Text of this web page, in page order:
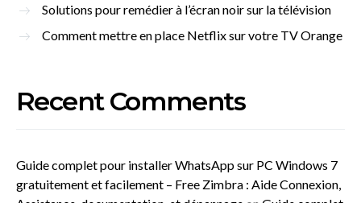
Solutions pour remédier à l’écran noir sur la télévision
Comment mettre en place Netflix sur votre TV Orange
Recent Comments
Guide complet pour installer WhatsApp sur PC Windows 7
gratuitement et facilement – Free Zimbra : Aide Connexion,